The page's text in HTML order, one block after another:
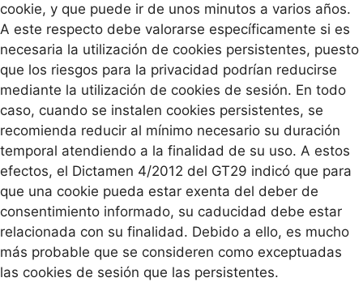
cookie, y que puede ir de unos minutos a varios años.
A este respecto debe valorarse específicamente si es
necesaria la utilización de cookies persistentes, puesto
que los riesgos para la privacidad podrían reducirse
mediante la utilización de cookies de sesión. En todo
caso, cuando se instalen cookies persistentes, se
recomienda reducir al mínimo necesario su duración
temporal atendiendo a la finalidad de su uso. A estos
efectos, el Dictamen 4/2012 del GT29 indicó que para
que una cookie pueda estar exenta del deber de
consentimiento informado, su caducidad debe estar
relacionada con su finalidad. Debido a ello, es mucho
más probable que se consideren como exceptuadas
las cookies de sesión que las persistentes.